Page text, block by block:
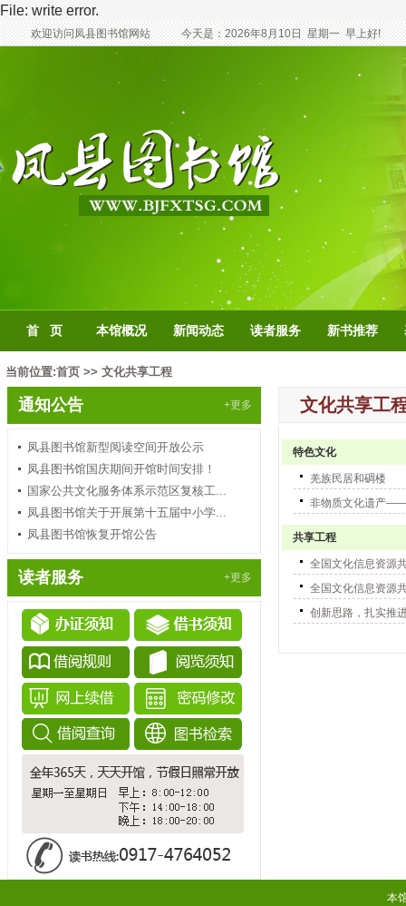
File: write error.
欢迎访问凤县图书馆网站 今天是：2026年8月10日 星期一 早上好!
首 页 本馆概况 新闻动态 读者服务 新书推荐
当前位置:首页 >> 文化共享工程
通知公告 +更多
凤县图书馆新型阅读空间开放公示
凤县图书馆国庆期间开馆时间安排！
国家公共文化服务体系示范区复核工...
凤县图书馆关于开展第十五届中小学...
凤县图书馆恢复开馆公告
读者服务 +更多
文化共享工
特色文化
羌族民居和碉楼
非物质文化遗产
共享工程
全国文化信息资源
全国文化信息资源
创新思路，扎实推
本